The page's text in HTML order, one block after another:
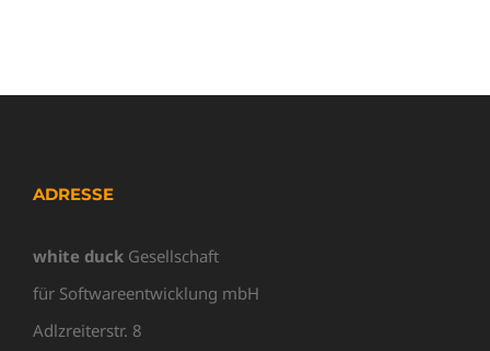
ADRESSE
white duck Gesellschaft
für Softwareentwicklung mbH
Adlzreiterstr. 8